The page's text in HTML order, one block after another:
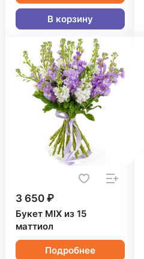
В корзину
3 650 ₽
Букет MIX из 15
маттиол
Подробнее